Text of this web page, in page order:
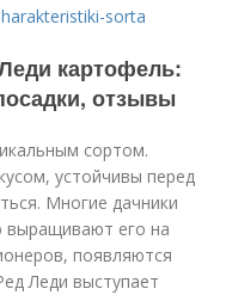
sorta
картофель:
отзывы
сортом.
устойчивы перед
Многие дачники
выращивают его на
появляются
Леди выступает